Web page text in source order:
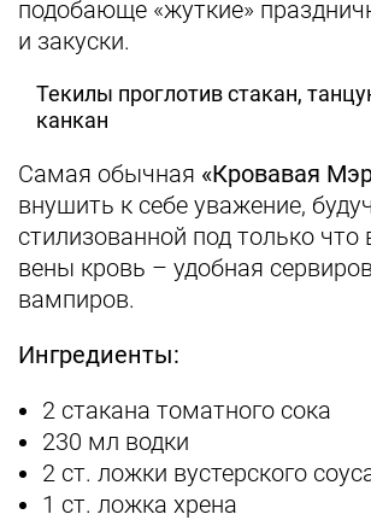
подобающе «жуткие»
и закуски.
Текилы проглотив стакан,
канкан
Самая обычная «Кровавая
внушить к себе уважение,
стилизованной под только что
вены кровь – удобная
вампиров.
Ингредиенты:
2 стакана томатного сока
230 мл водки
2 ст. ложки вустерского
1 ст. ложка хрена